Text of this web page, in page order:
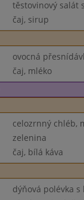
těstovinový salát
čaj, sirup
ovocná
čaj, mléko
celozrnný chléb,
zelenina
čaj, bílá káva
dýňová polévka